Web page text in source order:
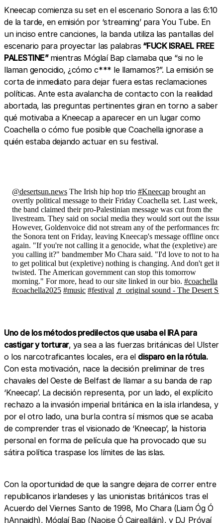
Kneecap comienza su set en el escenario Sonora a las 6:10
de la tarde, en emisión por ‘streaming’ para You Tube. En
un inciso entre canciones, la banda utiliza las pantallas del
escenario para proyectar las palabras “FUCK ISRAEL FREE
PALESTINE” mientras Móglaí Bap clamaba que “si no le
llaman genocidio, ¿cómo c*** le llamamos?”. La emisión se
corta de inmediato para dejar fuera estas reclamaciones
políticas. Ante esta avalancha de contacto con la realidad
abortada, las preguntas pertinentes giran en torno a saber
qué motivaba a Kneecap a aparecer en un lugar como
Coachella o cómo fue posible que Coachella ignorase a
quién estaba dejando actuar en su festival.
@desertsun.news The Irish hip hop trio #Kneecap brought an
overtly political message to their Friday Coachella set. Last week,
the band claimed their pro-Palestinian message was cut from the
livestream. They said on social media they would sort out the issue.
However, Goldenvoice did not stream any of the performances
the Sonora tent on Friday, leaving Kneecap's message offline once
again. "If you're not calling it a genocide, what the (expletive) are
you calling it?" bandmember Mo Chara said. "I'd love to not to
to get political but (expletive) nothing is changing. And don't get it
twisted. The American government can stop this tomorrow
morning." For more, head to our site linked in our bio. #coachella
#coachella2025 #music #festival ♬ original sound - The Desert
Uno de los métodos predilectos que usaba el IRA para
castigar y torturar, ya sea a las fuerzas británicas del Ulster
o los narcotraficantes locales, era el disparo en la rótula.
Con esta motivación, nace la decisión preliminar de tres
chavales del Oeste de Belfast de llamar a su banda de rap
‘Kneecap’. La decisión representa, por un lado, el explícito
rechazo a la invasión imperial británica en la isla irlandesa, y
por el otro lado, una burla contra sí mismos que se acaba
de comprender tras el visionado de ‘Kneecap’, la historia
personal en forma de película que ha provocado que su
sátira política traspase los límites de las islas.
Con la oportunidad de que la sangre dejara de correr entre
republicanos irlandeses y las unionistas británicos tras el
Acuerdo del Viernes Santo de 1998, Mo Chara (Liam Óg Ó
hAnnaidh), Móglaí Bap (Naoise Ó Cairealláin), y DJ Próvaí